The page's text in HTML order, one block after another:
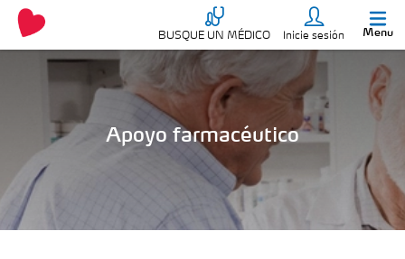
BUSQUE UN MÉDICO Inicie sesión Menu
Apoyo farmacéutico